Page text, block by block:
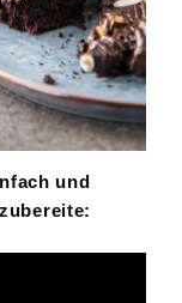
und